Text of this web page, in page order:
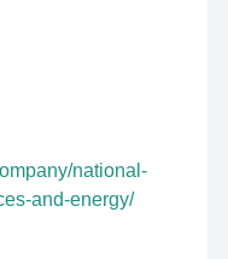
national-
and-energy/